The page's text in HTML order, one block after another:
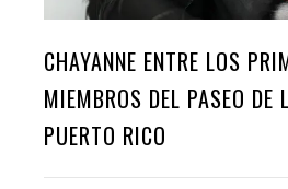
CHAYANNE ENTRE LOS
MIEMBROS DEL PASEO DE
PUERTO RICO